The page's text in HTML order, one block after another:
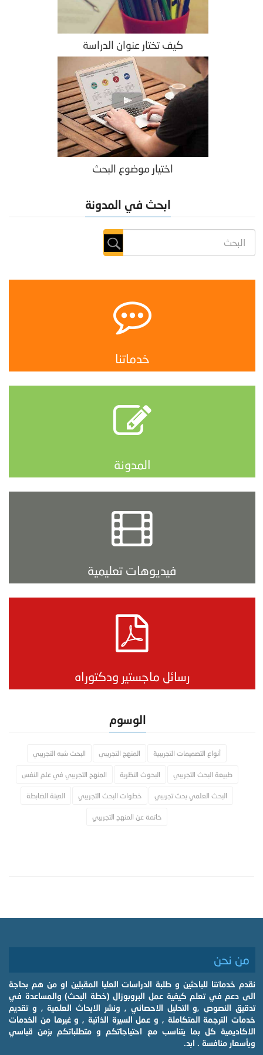
كيف تختار عنوان الدراسة
اختيار موضوع البحث
ابحث في المدونة
خدماتنا
المدونة
فيديوهات تعليمية
رسائل ماجستير ودكتوراه
الوسوم
أنواع التصميمات التجريبية المنهج التجريبي البحث شبه التجريبي
طبيعة البحث التجريبي البحوث النظرية المنهج التجريبي في علم النفس
البحث العلمي بحث تجريبي خطوات البحث التجريبي العينة الضابطة
خاتمة عن المنهج التجريبي
من نحن
نقدم خدماتنا للباحثين و طلبة الدراسات العليا المقبلين او من هم بحاجة
الى دعم في تعلم كيفية عمل البروبوزال (خطة البحث) والمساعدة في
تدقيق النصوص ,و التحليل الاحصائي , ونشر الابحاث العلمية , و تقديم
خدمات الترجمة المتكاملة , و عمل السيرة الذاتية , و غيرها من الخدمات
الاكاديمية كل بما يتناسب مع احتياجاتكم و متطلباتكم بزمن قياسي
وبأسعار منافسة . ابد.